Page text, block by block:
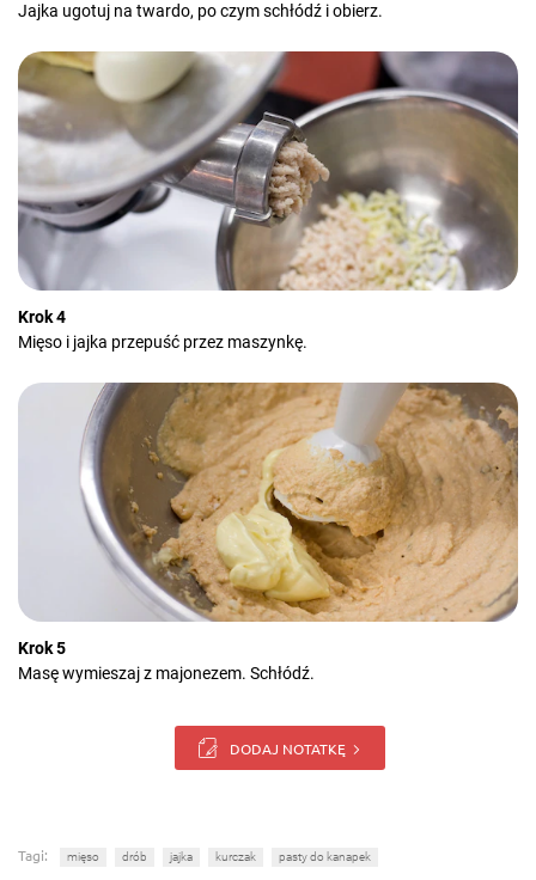
Jajka ugotuj na twardo, po czym schłódź i obierz.
Krok 4
Mięso i jajka przepuść przez maszynkę.
Krok 5
Masę wymieszaj z majonezem. Schłódź.
DODAJ NOTATKĘ
Tagi: mięso drób jajka kurczak pasty do kanapek